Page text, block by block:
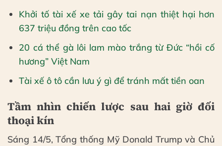
Khởi tố tài xế xe tải gây tai nạn thiệt hại hơn
637 triệu đồng trên cao tốc
20 cá thể gà lôi lam mào trắng từ Đức “hồi cố
hương” Việt Nam
Tài xế ô tô cần lưu ý gì để tránh mất tiền oan
Tầm nhìn chiến lược sau hai giờ đối
thoại kín
Sáng 14/5, Tổng thống Mỹ Donald Trump và Chủ